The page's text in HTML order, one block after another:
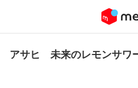
アサヒ 未来のレモンサワ